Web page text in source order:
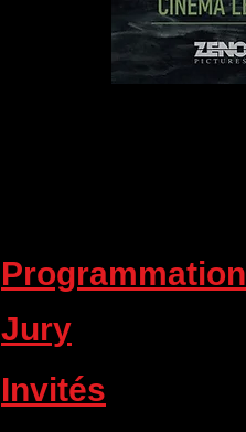
Programmation
Jury
Invités